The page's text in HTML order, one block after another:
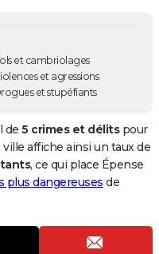
et cambriolages
et agressions
et stupéfiants
de 5 crimes et délitspour
affiche ainsi un taux de
, ce qui place Épense
plus dangereuses de